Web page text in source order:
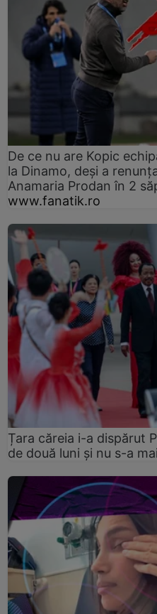
De ce nu are Kopic
la Dinamo, deși a
Anamaria Prodan în 2
www.fanatik.ro
Țara căreia i-a dispărut
de două luni și nu s-a